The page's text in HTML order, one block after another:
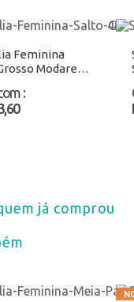
Feminina
Modare
:
já comprou